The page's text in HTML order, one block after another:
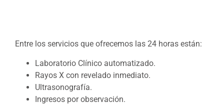
Entre los servicios que ofrecemos las 24 horas están:
Laboratorio Clínico automatizado.
Rayos X con revelado inmediato.
Ultrasonografía.
Ingresos por observación.